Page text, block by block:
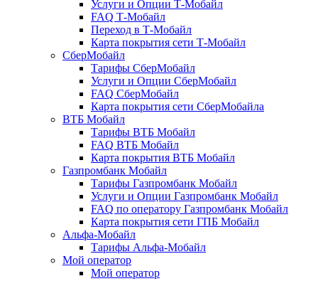
Услуги и Опции Т-Мобайл
FAQ Т-Мобайл
Переход в Т-Мобайл
Карта покрытия сети Т-Мобайл
СберМобайл
Тарифы СберМобайл
Услуги и Опции СберМобайл
FAQ СберМобайл
Карта покрытия сети СберМобайлa
ВТБ Мобайл
Тарифы ВТБ Мобайл
FAQ ВТБ Мобайл
Карта покрытия ВТБ Мобайл
Газпромбанк Мобайл
Тарифы Газпромбанк Мобайл
Услуги и Опции Газпромбанк Мобайл
FAQ по оператору Газпромбанк Мобайл
Карта покрытия сети ГПБ Мобайл
Альфа-Мобайл
Тарифы Альфа-Мобайл
Мой оператор
Мой оператор